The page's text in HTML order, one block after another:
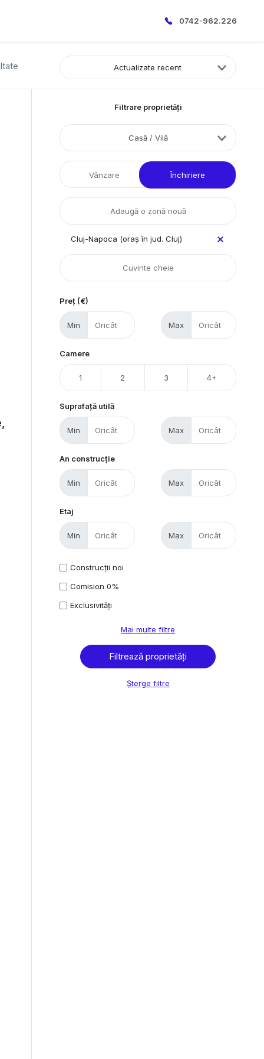
0742-962.226
Actualizate recent
Filtrare proprietăți
Casă / Vilă
Vânzare Închiriere
Cluj-Napoca (oraș în jud. Cluj)
Preț (€)
Min Max
Camere
1 2 3 4+
Suprafață utilă
Min Max
An construcție
Min Max
Etaj
Min Max
Construcții noi
Comision 0%
Exclusivități
Mai multe filtre
Șterge filtre